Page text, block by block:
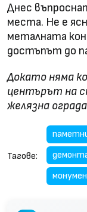
Днес
места. Не е
металната
достъпът до
Докато няма
центърът на
желязна
Тагове: